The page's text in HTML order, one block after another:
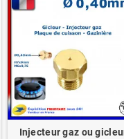
Injecteur gaz ou